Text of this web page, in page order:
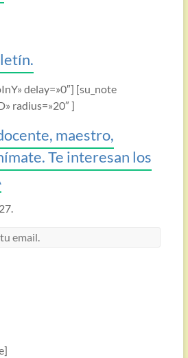
delay=»0″] [su_note
radius=»20″ ]
maestro,
Te interesan los